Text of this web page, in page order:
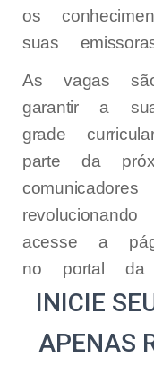
os
suas
As vagas
garantir a
grade
parte da
acesse a
no portal da
INICIE
APENAS